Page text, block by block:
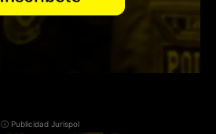
ⓘ Publicidad Jurispol